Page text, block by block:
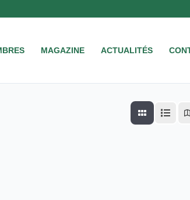
MAGAZINE ACTUALITÉS